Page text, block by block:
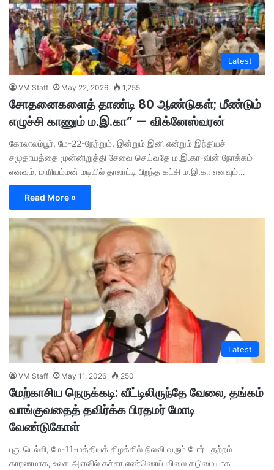
Latest
VM Staff May 22, 2026 1,255
சோதனைகளைத் தாண்டி 80 ஆண்டுகள்; மீண்டும்
எழுச்சி காணும் ம.இ.கா” — விக்னேஸ்வரன்
கோலாலம்பூர், மே-22-நேற்றும், இன்றும் இனி என்றும் இந்தியச்
சமுதாயத்தை முன்னிறுத்தி சேவை செய்வதே ம.இ.கா-வின் நோக்கம்
எனவும், மாரியம்மன் மடியில் தாலாட்டி பிறந்த கட்சி ம.இ.கா எனவும்…
Read More »
Latest
VM Staff May 11, 2026 250
மேற்காசிய நெருக்கடி: வீட்டிலிருந்தே வேலை, தங்கம்
வாங்குவதைத் தவிர்க்க பிரதமர் மோடி
வேண்டுகோள்
புது டெல்லி, மே-11-மத்தியக் கிழக்கில் நிலவி வரும் போர் பதற்றம்
காரணமாக, உலக அளவில் கச்சா எண்ணெய் விலை கடுமையாக